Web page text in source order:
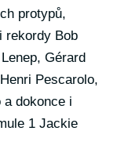
protypů,
rekordy Bob
Gérard
Pescarolo,
dokonce i
1 Jackie